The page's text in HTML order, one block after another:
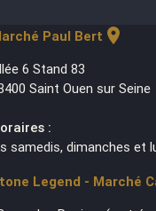
Paul Bert location_on
6 Stand 83
Saint Ouen sur Seine
:
samedis, dimanches et
Legend - Marché